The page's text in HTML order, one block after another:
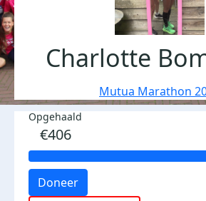
Charlotte
Mutua Marathon
Opgehaald
€406
Doneer